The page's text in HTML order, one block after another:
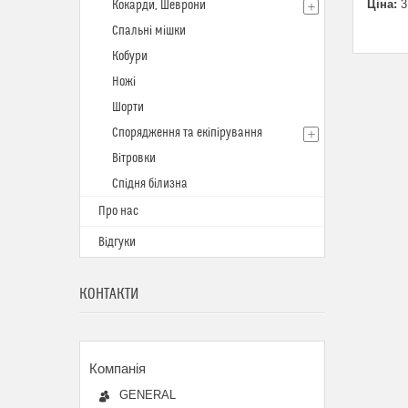
Ціна:
Кокарди, Шеврони
Спальні мішки
Кобури
Ножі
Шорти
Спорядження та екіпірування
Вітровки
Спідня білизна
Про нас
Відгуки
КОНТАКТИ
GENERAL